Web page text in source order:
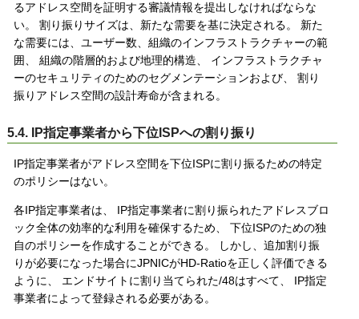
るアドレス空間を証明する審議情報を提出しなければならな
い。 割り振りサイズは、新たな需要を基に決定される。 新た
な需要には、ユーザー数、組織のインフラストラクチャーの範
囲、 組織の階層的および地理的構造、 インフラストラクチャ
ーのセキュリティのためのセグメンテーションおよび、 割り
振りアドレス空間の設計寿命が含まれる。
5.4. IP指定事業者から下位ISPへの割り振り
IP指定事業者がアドレス空間を下位ISPに割り振るための特定
のポリシーはない。
各IP指定事業者は、 IP指定事業者に割り振られたアドレスブロ
ック全体の効率的な利用を確保するため、 下位ISPのための独
自のポリシーを作成することができる。 しかし、追加割り振
りが必要になった場合にJPNICがHD-Ratioを正しく評価できる
ように、 エンドサイトに割り当てられた/48はすべて、 IP指定
事業者によって登録される必要がある。